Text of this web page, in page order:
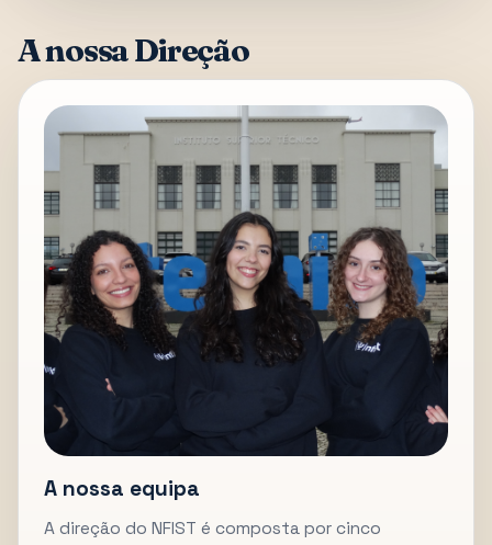
A nossa Direção
A nossa equipa
A direção do NFIST é composta por cinco